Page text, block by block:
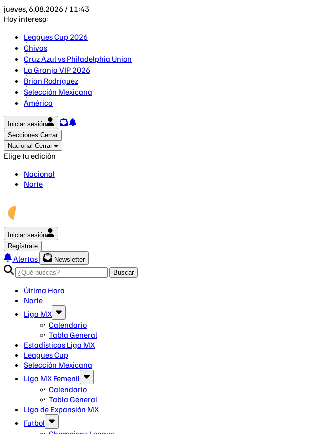
jueves, 6.08.2026 / 11:43
Hoy interesa:
Leagues Cup 2026
Chivas
Cruz Azul vs Philadelphia Union
La Granja VIP 2026
Brian Rodríguez
Selección Mexicana
América
Iniciar sesión
Secciones Cerrar
Nacional Cerrar
Elige tu edición
Nacional
Norte
Iniciar sesión
Regístrate
Alertas
Newsletter
Buscar
Última Hora
Norte
Liga MX
Calendario
Tabla General
Estadísticas Liga MX
Leagues Cup
Selección Mexicana
Liga MX Femenil
Calendario
Tabla General
Liga de Expansión MX
Futbol